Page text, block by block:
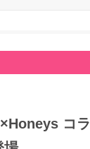
×Honeys コ